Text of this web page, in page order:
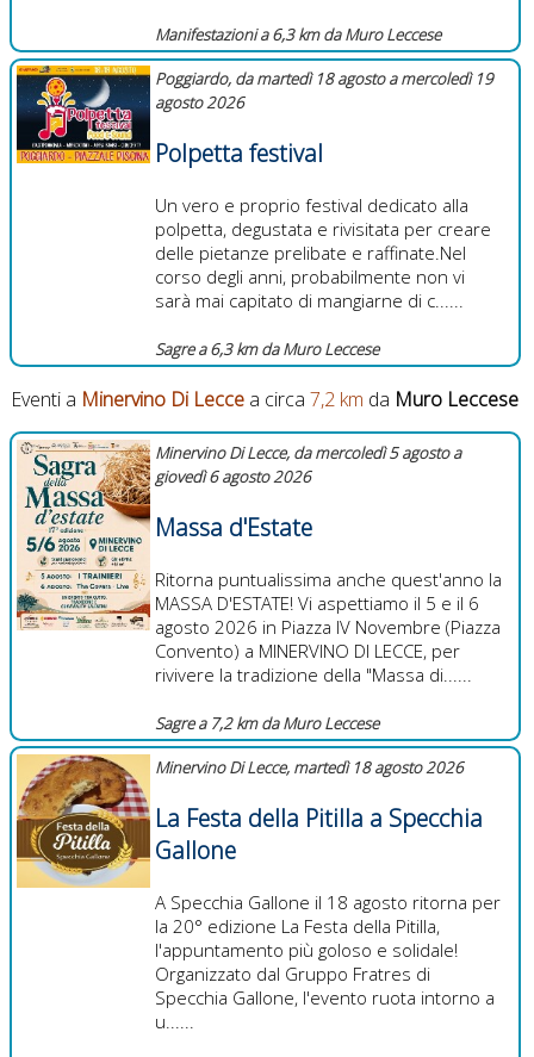
Manifestazioni a 6,3 km da Muro Leccese
Poggiardo, da martedì 18 agosto a mercoledì 19
agosto 2026
Polpetta festival
Un vero e proprio festival dedicato alla
polpetta, degustata e rivisitata per creare
delle pietanze prelibate e raffinate.Nel
corso degli anni, probabilmente non vi
sarà mai capitato di mangiarne di c......
Sagre a 6,3 km da Muro Leccese
Eventi a Minervino Di Lecce a circa7,2 km da Muro Leccese
Minervino Di Lecce, da mercoledì 5 agosto a
giovedì 6 agosto 2026
Massa d'Estate
Ritorna puntualissima anche quest'anno la
MASSA D'ESTATE! Vi aspettiamo il 5 e il 6
agosto 2026 in Piazza IV Novembre (Piazza
Convento) a MINERVINO DI LECCE, per
rivivere la tradizione della "Massa di......
Sagre a 7,2 km da Muro Leccese
Minervino Di Lecce, martedì 18 agosto 2026
La Festa della Pitilla a Specchia
Gallone
A Specchia Gallone il 18 agosto ritorna per
la 20° edizione La Festa della Pitilla,
l'appuntamento più goloso e solidale!
Organizzato dal Gruppo Fratres di
Specchia Gallone, l'evento ruota intorno a
u......